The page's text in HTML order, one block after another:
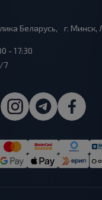
Беларусь, г. Минск,
- 17:30
7